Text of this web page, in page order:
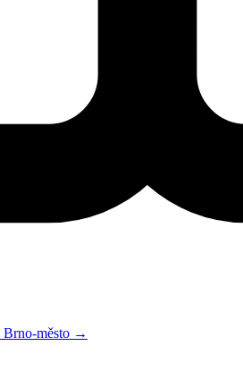
Brno-město →